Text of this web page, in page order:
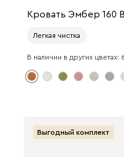
Кровать Эмбер 160
Легкая чистка
В наличии в других цветах:
Выгодный комплект